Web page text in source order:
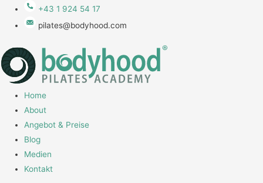
+43 1 924 54 17
pilates@bodyhood.com
Home
About
Angebot & Preise
Blog
Medien
Kontakt